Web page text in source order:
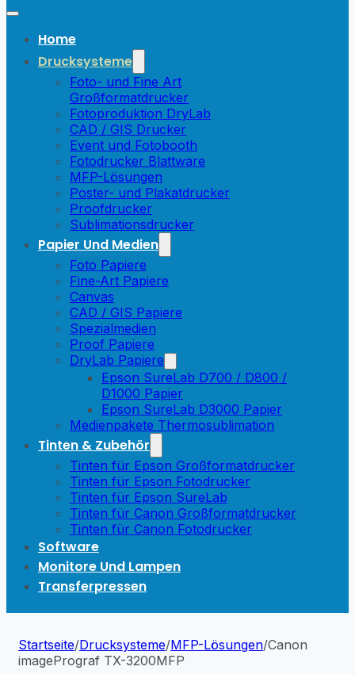
Home
Drucksysteme
Foto- und Fine Art
Großformatdrucker
Fotoproduktion DryLab
CAD / GIS Drucker
Event und Fotobooth
Fotodrucker Blattware
MFP-Lösungen
Poster- und Plakatdrucker
Proofdrucker
Sublimationsdrucker
Papier Und Medien
Foto Papiere
Fine-Art Papiere
Canvas
CAD / GIS Papiere
Spezialmedien
Proof Papiere
DryLab Papiere
Epson SureLab D700 / D800 /
D1000 Papier
Epson SureLab D3000 Papier
Medienpakete Thermosublimation
Tinten & Zubehör
Tinten für Epson Großformatdrucker
Tinten für Epson Fotodrucker
Tinten für Epson SureLab
Tinten für Canon Großformatdrucker
Tinten für Canon Fotodrucker
Software
Monitore Und Lampen
Transferpressen
Startseite/Drucksysteme/MFP-Lösungen/Canon
imagePrograf TX-3200MFP